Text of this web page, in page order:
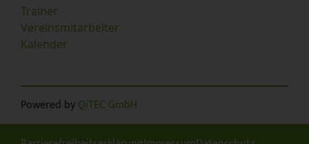
Trainer
Vereinsmitarbeiter
Kalender
Powered byQiTEC GmbH